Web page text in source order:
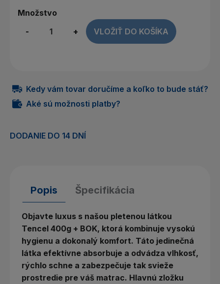
Množstvo
-
+ VLOŽIŤ DO KOŠÍKA
Kedy vám tovar doručíme a koľko to bude stáť?
Aké sú možnosti platby?
DODANIE DO 14 DNÍ
Popis Špecifikácia
Objavte luxus s našou pletenou látkou
Tencel 400g + BOK, ktorá kombinuje vysokú
hygienu a dokonalý komfort. Táto jedinečná
látka efektívne absorbuje a odvádza vlhkosť,
rýchlo schne a zabezpečuje tak svieže
prostredie pre váš matrac. Hlavnú zložku